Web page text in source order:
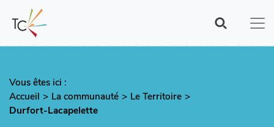
contenu
principal
Vous êtes ici :
Fil
d'Ariane
Accueil La communauté
Le Territoire
Durfort-Lacapelette